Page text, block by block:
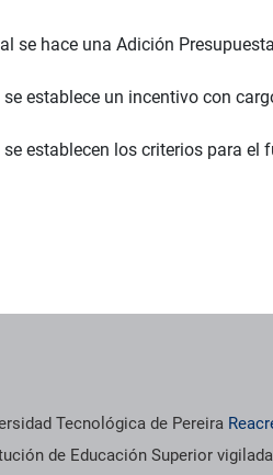
se hace una Adición
establece un incentivo con
establecen los criterios para
Tecnológica de Pereira
de Educación Superior